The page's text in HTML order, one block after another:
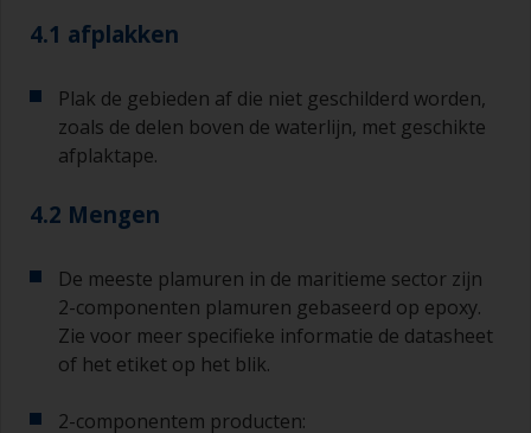
Als u zakkers ziet ontstaan bij het aanbrengen
veel aan.
Gebruik verf niet rechtstreeks uit het blik, want
verdamping van het oplosmiddel. Giet de
gebruiken in een aparte verfrolbak of
mengbeker.
Oude jampotjes of schone droge blikken kunnen
nuttig zijn voor het mengen van de verf. Ook zijn
ideaal voor het afmeten van kleine
4.1 afplakken
Plak de gebieden af die niet geschilderd worden,
zoals de delen boven de waterlijn, met geschikte
afplaktape.
4.2 Mengen
De meeste plamuren in de maritieme sector zijn
2-componenten plamuren gebaseerd op epoxy.
Zie voor meer specifieke informatie de datasheet
of het etiket op het blik.
2-componentem producten: